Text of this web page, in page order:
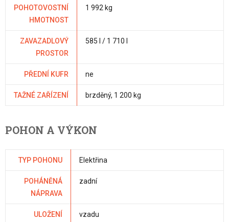
POHOTOVOSTNÍ
HMOTNOST
1 992 kg
ZAVAZADLOVÝ
PROSTOR
585 l / 1 710 l
PŘEDNÍ KUFR ne
TAŽNÉ ZAŘÍZENÍ brzděný, 1 200 kg
POHON A VÝKON
TYP POHONU Elektřina
POHÁNĚNÁ
NÁPRAVA
zadní
ULOŽENÍ
vzadu